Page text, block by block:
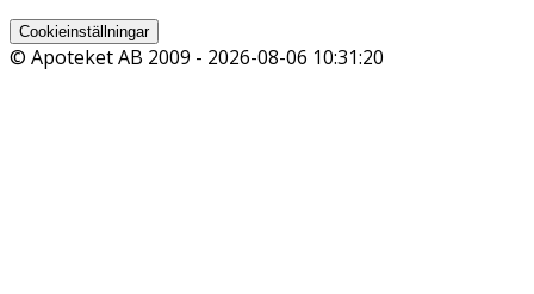
Cookieinställningar
© Apoteket AB 2009 - 2026-08-06 10:31:20